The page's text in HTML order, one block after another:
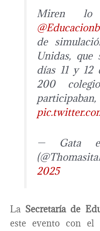
Miren
de
Unidas,
días 11 y 12
200
— Gata
2025
La Secretaría de
este evento con el